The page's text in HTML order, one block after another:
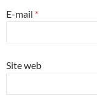
E-mail *
Site web